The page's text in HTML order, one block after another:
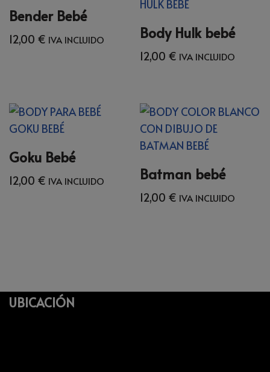
Bender Bebé
12,00 € IVA INCLUIDO Body Hulk bebé
12,00 € IVA INCLUIDO
Goku Bebé
12,00 € IVA INCLUIDO Batman bebé
12,00 € IVA INCLUIDO
UBICACIÓN